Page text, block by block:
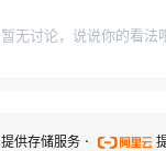
暂无讨论，说说你的看法
提供存储服务 .